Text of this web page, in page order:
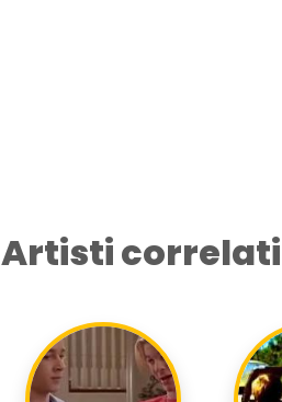
Artisti correlati